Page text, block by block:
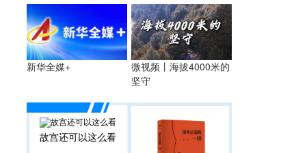
新华全媒+
微视频丨海拔4000米的
坚守
故宫还可以这么看